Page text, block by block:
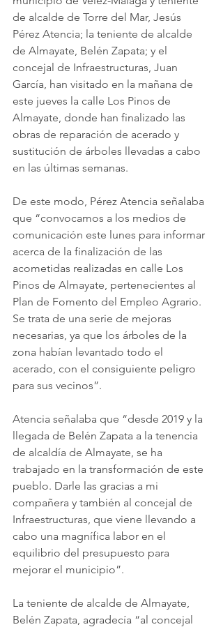
de alcalde de Torre del Mar, Jesús
Pérez Atencia; la teniente de alcalde
de Almayate, Belén Zapata; y el
concejal de Infraestructuras, Juan
García, han visitado en la mañana de
este jueves la calle Los Pinos de
Almayate, donde han finalizado las
obras de reparación de acerado y
sustitución de árboles llevadas a cabo
en las últimas semanas.
De este modo, Pérez Atencia señalaba
que “convocamos a los medios de
comunicación este lunes para informar
acerca de la finalización de las
acometidas realizadas en calle Los
Pinos de Almayate, pertenecientes al
Plan de Fomento del Empleo Agrario.
Se trata de una serie de mejoras
necesarias, ya que los árboles de la
zona habían levantado todo el
acerado, con el consiguiente peligro
para sus vecinos”.
Atencia señalaba que “desde 2019 y la
llegada de Belén Zapata a la tenencia
de alcaldía de Almayate, se ha
trabajado en la transformación de este
pueblo. Darle las gracias a mi
compañera y también al concejal de
Infraestructuras, que viene llevando a
cabo una magnífica labor en el
equilibrio del presupuesto para
mejorar el municipio”.
La teniente de alcalde de Almayate,
Belén Zapata, agradecía “al concejal